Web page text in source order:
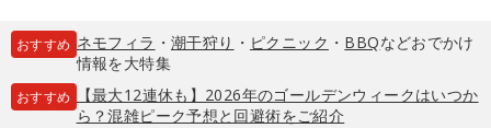
おすすめ ネモフィラ ・ 潮干狩り ・ ピクニック ・ BBQなどおでかけ
情報を大特集
おすすめ
【最大12連休も】2026年のゴールデンウィークはいつか
ら？混雑ピーク予想と回避術をご紹介